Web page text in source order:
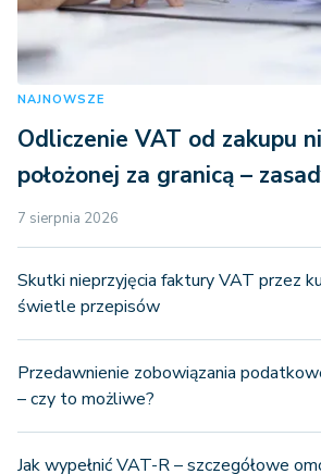
NAJNOWSZE
Odliczenie VAT od zakupu
położonej za granicą –
7 sierpnia 2026
Skutki nieprzyjęcia faktury VAT przez
świetle przepisów
Przedawnienie zobowiązania
– czy to możliwe?
Jak wypełnić VAT-R – szczegółowe